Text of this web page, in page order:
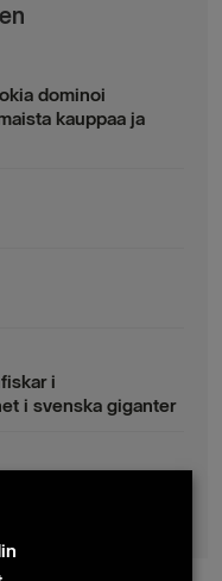
dominoi
kauppaa ja
i
i svenska giganter